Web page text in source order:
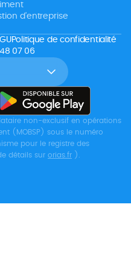
d’entreprise
Politique de confidentialité
48 07 06
non-exclusif en opérations
(MOBSP) sous le numéro
pour le registre des
détails sur orias.fr ).